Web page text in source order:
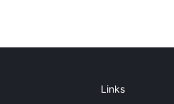
Links